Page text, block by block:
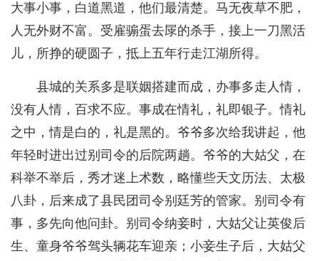
大事小事，白道黑道，他们最清楚。马无夜草不肥，
人无外财不富。受雇骟蛋去㞗的杀手，接上一刀黑活
儿，所挣的硬圆子，抵上五年行走江湖所得。
县城的关系多是联姻搭建而成，办事多走人情，
没有人情，百求不应。事成在情礼，礼即银子。情礼
之中，情是白的，礼是黑的。爷爷多次给我讲起，他
年轻时进出过别司令的后院两趟。爷爷的大姑父，在
科举不举后，秀才迷上术数，略懂些天文历法、太极
八卦，后来成了县民团司令别廷芳的管家。别司令有
事，多先向他问卦。别司令纳妾时，大姑父让英俊后
生、童身爷爷驾头辆花车迎亲；小妾生子后，大姑父